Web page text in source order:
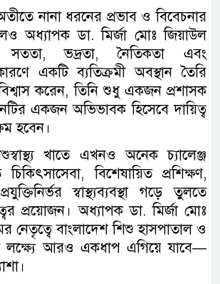
নানা ধরনের প্রভাব ও বিবেচনার
অধ্যাপক ডা. মির্জা মোঃ জিয়াউল
ভদ্রতা, নৈতিকতা এবং
একটি ব্যতিক্রমী অবস্থান তৈরি
করেন, তিনি শুধু একজন প্রশাসক
একজন অভিভাবক হিসেবে দায়িত্ব
হবেন।
খাতে এখনও অনেক চ্যালেঞ্জ
বিশেষায়িত প্রশিক্ষণ,
স্বাস্থ্যব্যবস্থা গড়ে তুলতে
প্রয়োজন। অধ্যাপক ডা. মির্জা মোঃ
নেতৃত্বে বাংলাদেশ শিশু হাসপাতাল ও
লক্ষ্যে আরও একধাপ এগিয়ে যাবে—